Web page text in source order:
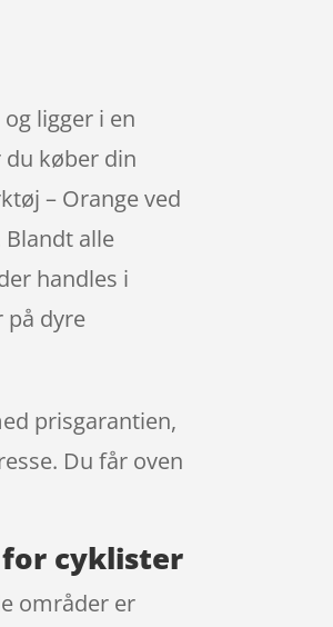
ligger i en
du køber din
– Orange ved
alle
handles i
på dyre
prisgarantien,
Du får oven
for cyklister
områder er